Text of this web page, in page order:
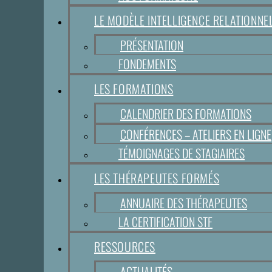
LE MODÈLE INTELLIGENCE
PRÉSENTATION
FONDEMENTS
LES FORMATIONS
CALENDRIER DES FORMATIONS
CONFÉRENCES – ATELIERS EN LIGNE
TÉMOIGNAGES DE STAGIAIRES
LES THÉRAPEUTES FORMÉS
ANNUAIRE DES THÉRAPEUTES
LA CERTIFICATION STF
RESSOURCES